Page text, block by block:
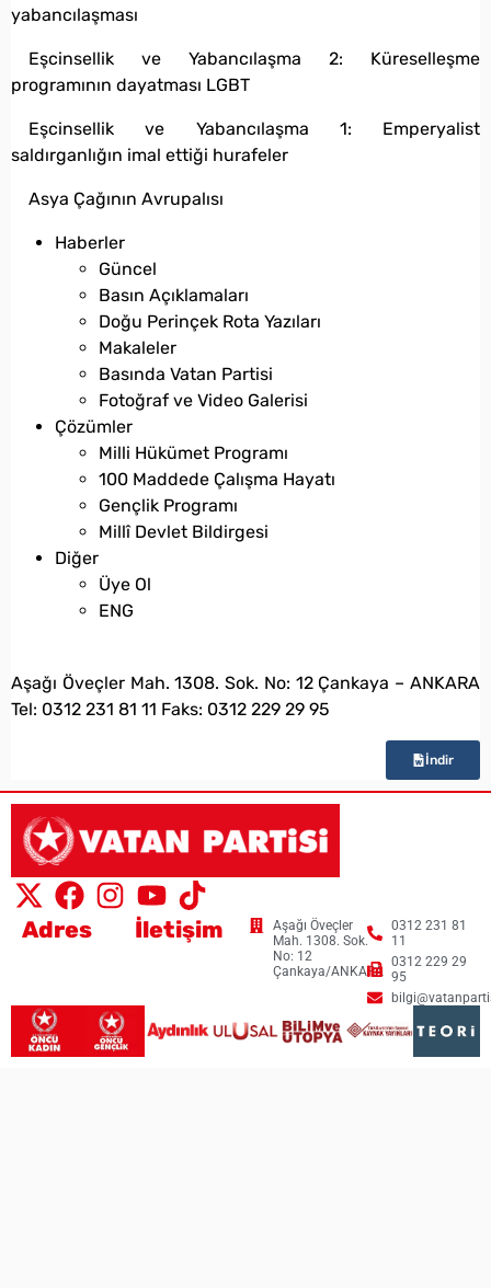
yabancılaşması
Eşcinsellik ve Yabancılaşma 2: Küreselleşme
programının dayatması LGBT
Eşcinsellik ve Yabancılaşma 1: Emperyalist
saldırganlığın imal ettiği hurafeler
Asya Çağının Avrupalısı
Haberler
Güncel
Basın Açıklamaları
Doğu Perinçek Rota Yazıları
Makaleler
Basında Vatan Partisi
Fotoğraf ve Video Galerisi
Çözümler
Milli Hükümet Programı
100 Maddede Çalışma Hayatı
Gençlik Programı
Millî Devlet Bildirgesi
Diğer
Üye Ol
ENG
Aşağı Öveçler Mah. 1308. Sok. No: 12 Çankaya – ANKARA
Tel: 0312 231 81 11 Faks: 0312 229 29 95
İndir
Adres
Aşağı Öveçler
Mah. 1308. Sok.
No: 12
Çankaya/ANKARA
İletişim
0312 231 81
11
0312 229 29
95